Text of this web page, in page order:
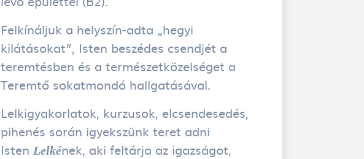
Felkínáljuk a helyszín-adta „hegyi
kilátásokat”, Isten beszédes csendjét a
teremtésben és a természetközelséget a
Teremtő sokatmondó hallgatásával.
Lelkigyakorlatok, kurzusok, elcsendesedés,
pihenés során igyekszünk teret adni
IstenLelkének, aki feltárja az igazságot,